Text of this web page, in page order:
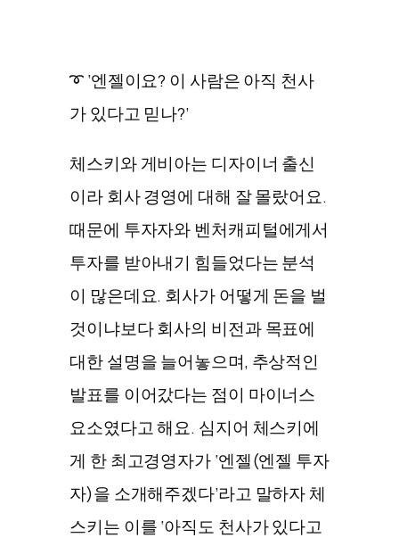
➰ ‘엔젤이요? 이 사람은 아직 천사
가 있다고 믿나?’
체스키와 게비아는 디자이너 출신
이라 회사 경영에 대해 잘 몰랐어요.
때문에 투자자와 벤처캐피털에게서
투자를 받아내기 힘들었다는 분석
이 많은데요. 회사가 어떻게 돈을 벌
것이냐보다 회사의 비전과 목표에
대한 설명을 늘어놓으며, 추상적인
발표를 이어갔다는 점이 마이너스
요소였다고 해요. 심지어 체스키에
게 한 최고경영자가 ‘엔젤(엔젤 투자
자)을 소개해주겠다’라고 말하자 체
스키는 이를 ‘아직도 천사가 있다고